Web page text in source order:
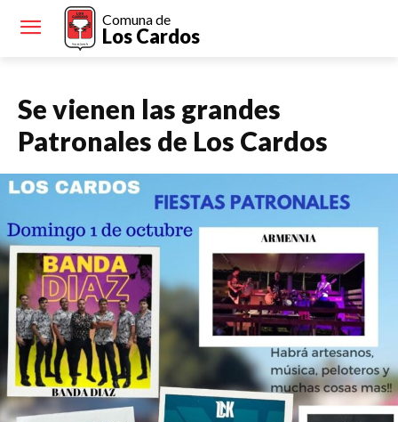
Comuna de
Los Cardos
Se vienen las grandes
Patronales de Los Cardos